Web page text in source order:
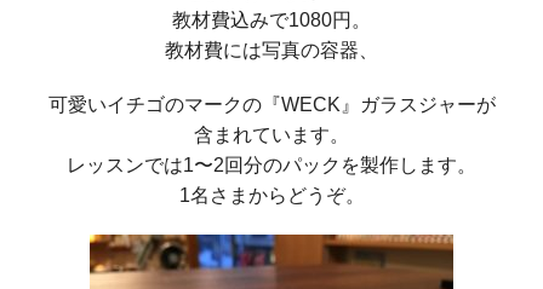
教材費込みで1080円。
教材費には写真の容器、
可愛いイチゴのマークの『WECK』ガラスジャーが
含まれています。
レッスンでは1〜2回分のパックを製作します。
1名さまからどうぞ。